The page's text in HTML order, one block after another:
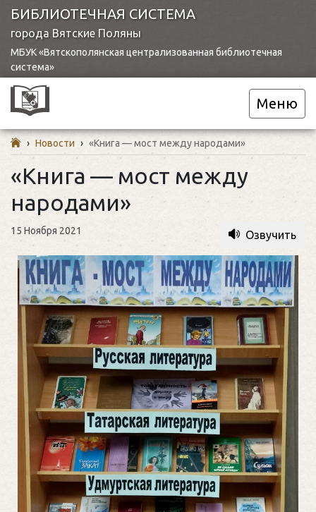
БИБЛИОТЕЧНАЯ СИСТЕМА
города Вятские Поляны
МБУК «Вятскополянская централизованная библиотечная
система»
Меню
› Новости › «Книга — мост между народами»
«Книга — мост между
народами»
15 Ноября 2021 Озвучить